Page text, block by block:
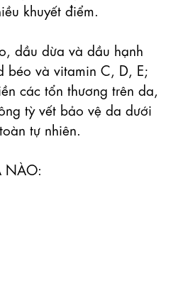
khuyết điểm.
dầu dừa và dầu hạnh
béo và vitamin C, D, E;
các tổn thương trên da,
tỳ vết bảo vệ da dưới
tự nhiên.
NÀO: